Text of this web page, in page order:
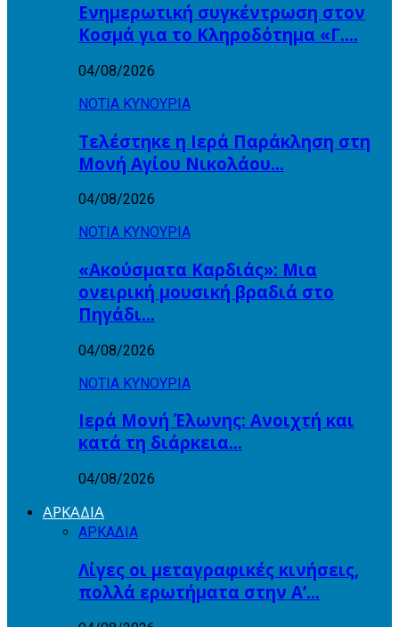
Ενημερωτική συγκέντρωση στον
Κοσμά για το Κληροδότημα «Γ….
04/08/2026
ΝΟΤΙΑ ΚΥΝΟΥΡΙΑ
Τελέστηκε η Ιερά Παράκληση στη
Μονή Αγίου Νικολάου…
04/08/2026
ΝΟΤΙΑ ΚΥΝΟΥΡΙΑ
«Ακούσματα Καρδιάς»: Μια
ονειρική μουσική βραδιά στο
Πηγάδι…
04/08/2026
ΝΟΤΙΑ ΚΥΝΟΥΡΙΑ
Ιερά Μονή Έλωνης: Ανοιχτή και
κατά τη διάρκεια…
04/08/2026
ΑΡΚΑΔΙΑ
ΑΡΚΑΔΙΑ
Λίγες οι μεταγραφικές κινήσεις,
πολλά ερωτήματα στην Α’…